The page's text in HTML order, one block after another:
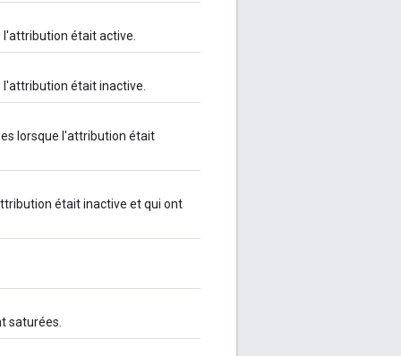
était active.
était inactive.
lorsque l'attribution était
était inactive et qui ont
saturées.